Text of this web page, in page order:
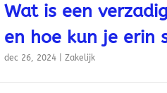
Wat is een
en hoe kun je erin
dec 26, 2024| Zakelijk